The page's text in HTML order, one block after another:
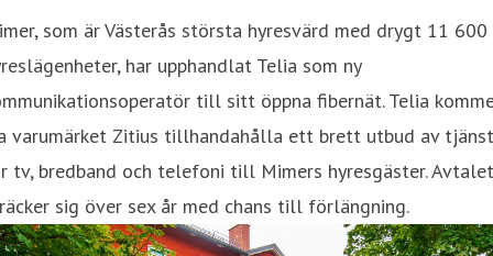
som är Västerås största hyresvärd med drygt 11 600
har upphandlat Telia som ny
till sitt öppna fibernät. Telia
varumärket Zitius tillhandahålla ett brett utbud av
tv, bredband och telefoni till Mimers hyresgäster. Avtalet
sig över sex år med chans till förlängning.